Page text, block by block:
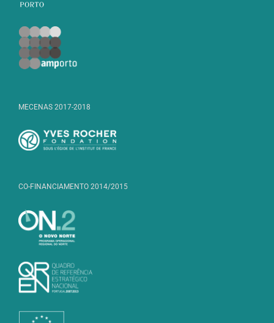
MECENAS 2017-2018
CO-FINANCIAMENTO 2014/2015